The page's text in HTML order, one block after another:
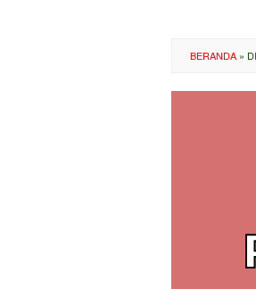
BERANDA »